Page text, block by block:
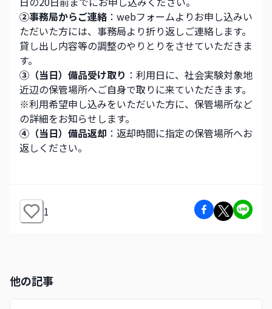
②事務局からご連絡 ：webフォームよりお申し込みい
ただいた方には、事務局より折り返しご連絡します。
貸し出し内容等の調整のやりとりをさせていただきま
す。
③（当日）備品受け取り ：利用日に、社会実験対象地
近辺の保管場所へご自身で取りに来ていただきます。
※利用希望申し込みをいただいた方に、保管場所など
の詳細をお知らせします。
④（当日）備品返却 ：返却時間に指定の保管場所へお
返しください。
1
他の記事